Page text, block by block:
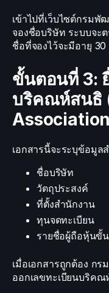
เข้าไปที่เว็บไซต์กรมพั
จองชื่อบริษัท ระบบจะ
ชื่อที่จองไว้จะมีอายุ
ขั้นตอนที่ 3:
บริคณห์สนธิ
เอกสารนี้จะระบุข้อมู
ชื่อบริษัท
วัตถุประสงค์
ที่ตั้งสำนักงาน
ทุนจดทะเบียน
รายชื่อผู้ถือหุ้นขั้
เมื่อเอกสารถูกต้อง ก
ออกเลขทะเบียนบริค